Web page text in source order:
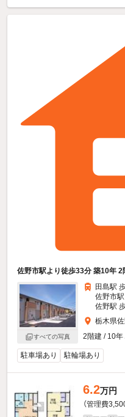
佐野市駅より徒歩33分 築10年 2
すべての写真
田島駅
佐野市
佐野駅
栃木県
2階建 / 10年
駐車場あり 駐輪場あり
6.2万円
（管理費